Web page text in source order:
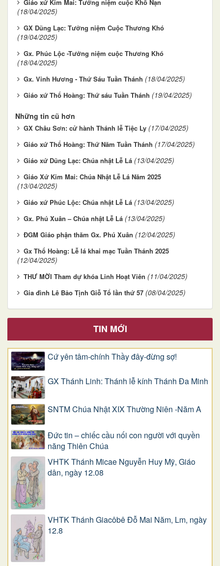
Giáo xứ Kim Mai: Tưởng niệm cuộc Khổ Nạn
(18/04/2025)
GX Dũng Lạc: Tưởng niệm Cuộc Thương Khó
(19/04/2025)
Gx. Phúc Lộc -Tưởng niệm cuộc Thương Khó
(18/04/2025)
Gx. Vinh Hương - Thứ Sáu Tuần Thánh (18/04/2025)
Giáo xứ Thổ Hoàng: Thứ sáu Tuần Thánh (19/04/2025)
Những tin cũ hơn
GX Châu Sơn: cử hành Thánh lễ Tiệc Ly (17/04/2025)
Giáo xứ Thổ Hoàng: Thứ Năm Tuần Thánh (17/04/2025)
Giáo xứ Dũng Lạc: Chúa nhật Lễ Lá (13/04/2025)
Giáo Xứ Kim Mai: Chúa Nhật Lễ Lá Năm 2025
(13/04/2025)
Giáo xứ Phúc Lộc: Chúa nhật Lễ Lá (13/04/2025)
Gx. Phú Xuân – Chúa nhật Lễ Lá (13/04/2025)
ĐGM Giáo phận thăm Gx. Phú Xuân (12/04/2025)
Gx Thổ Hoàng: Lễ lá khai mạc Tuần Thánh 2025
(12/04/2025)
THƯ MỜI Tham dự khóa Linh Hoạt Viên (11/04/2025)
Gia đình Lê Bảo Tịnh Giỗ Tổ lần thứ 57 (08/04/2025)
TIN MỚI
Cứ yên tâm-chính Thầy đây-đừng sợ!
GX Thánh Linh: Thánh lễ kính Thánh Đa Minh
SNTM Chúa Nhật XIX Thường Niên -Năm A
Đức tin – chiếc cầu nối con người với quyền
năng Thiên Chúa
VHTK Thánh Micae Nguyễn Huy Mỹ, Giáo
dân, ngày 12.08
VHTK Thánh Giacôbê Ðỗ Mai Năm, Lm, ngày
12.8